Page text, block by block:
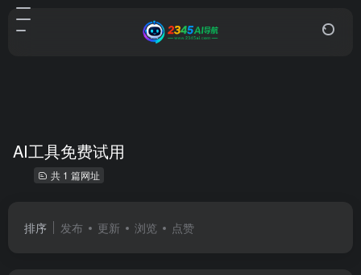
AI工具免费试用
共 1 篇网址
排序 发布 更新 浏览 点赞